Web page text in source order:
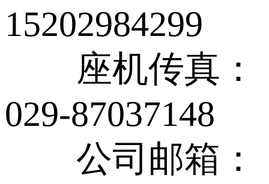
15202984299
座机传真：
029-87037148
公司邮箱：